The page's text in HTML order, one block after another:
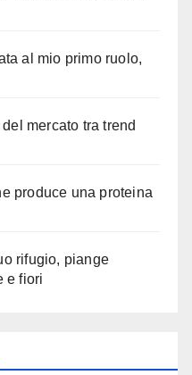
al mio primo ruolo,
mercato tra trend
produce una proteina
rifugio, piange
e fiori